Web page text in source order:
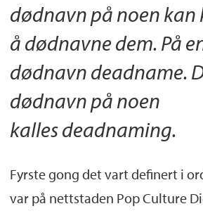
dødnavn på noen kan
å dødnavne dem. På
dødnavn deadname.
dødnavn på noen
kalles deadnaming.
Fyrste gong det vart definert i
var på nettstaden Pop Culture